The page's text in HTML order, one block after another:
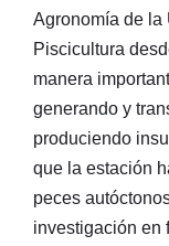
Agronomía de la
Piscicultura
manera
generando y
produciendo
que la estación
peces
investigación en